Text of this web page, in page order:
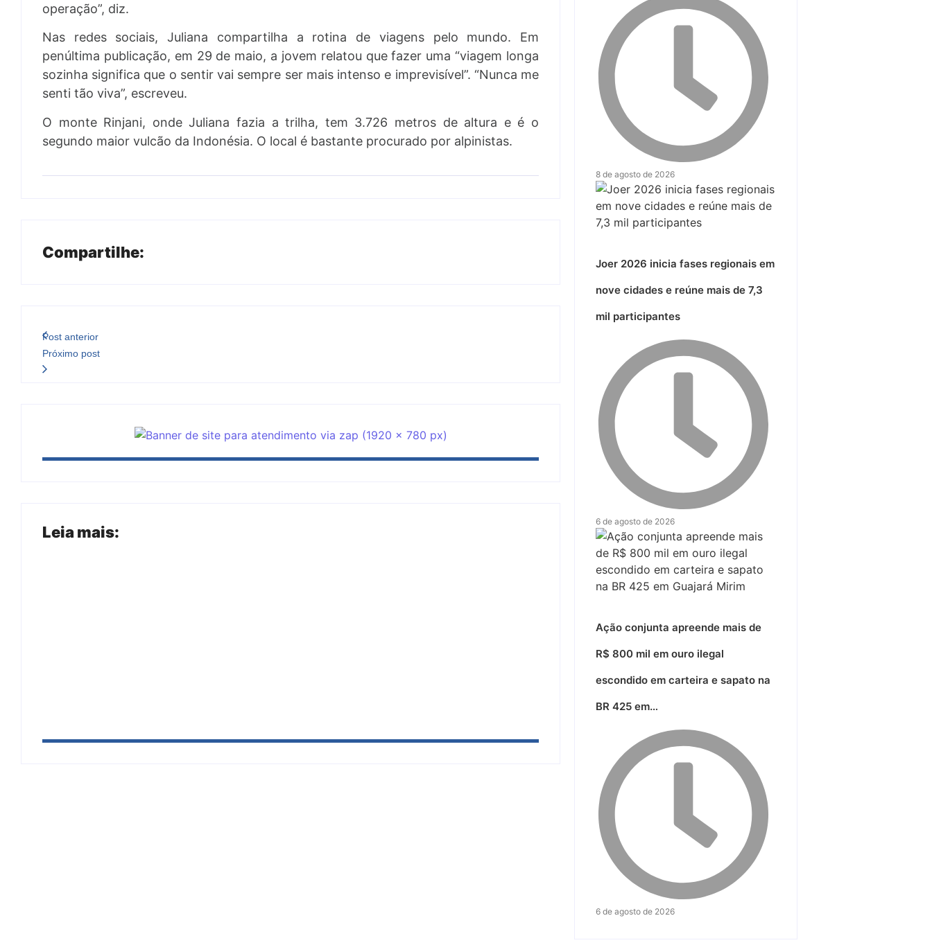
operação”, diz.
Nas redes sociais, Juliana compartilha a rotina de viagens pelo mundo. Em
penúltima publicação, em 29 de maio, a jovem relatou que fazer uma “viagem longa
sozinha significa que o sentir vai sempre ser mais intenso e imprevisível”. “Nunca me
senti tão viva”, escreveu.
O monte Rinjani, onde Juliana fazia a trilha, tem 3.726 metros de altura e é o
segundo maior vulcão da Indonésia. O local é bastante procurado por alpinistas.
Compartilhe:
Post anterior
Próximo post
Leia mais:
8 de agosto de 2026
Joer 2026 inicia fases regionais em
nove cidades e reúne mais de 7,3
mil participantes
6 de agosto de 2026
Ação conjunta apreende mais de
R$ 800 mil em ouro ilegal
escondido em carteira e sapato na
BR 425 em…
6 de agosto de 2026